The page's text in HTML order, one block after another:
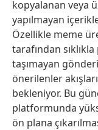
kopyalanan veya
yapılmayan
Özellikle meme
tarafından
taşımayan
önerilenler
bekleniyor. Bu
platformunda
ön plana